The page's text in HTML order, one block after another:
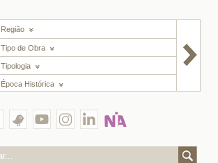
Região
Tipo de Obra
Tipologia
Época Histórica